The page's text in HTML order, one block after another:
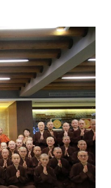
學習分享